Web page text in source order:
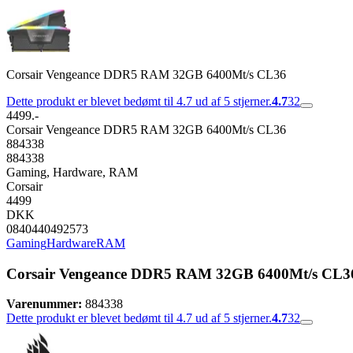
Corsair Vengeance DDR5 RAM 32GB 6400Mt/s CL36
Dette produkt er blevet bedømt til 4.7 ud af 5 stjerner.4.732
4499.-
Corsair Vengeance DDR5 RAM 32GB 6400Mt/s CL36
884338
884338
Gaming, Hardware, RAM
Corsair
4499
DKK
0840440492573
GamingHardwareRAM
Corsair Vengeance DDR5 RAM 32GB 6400Mt/s
Varenummer: 884338
Dette produkt er blevet bedømt til 4.7 ud af 5 stjerner.4.732